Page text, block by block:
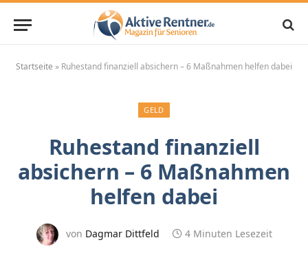
Startseite » Ruhestand finanziell absichern – 6 Maßnahmen helfen dabei
GELD
Ruhestand finanziell
absichern – 6 Maßnahmen
helfen dabei
von Dagmar Dittfeld 4 Minuten Lesezeit